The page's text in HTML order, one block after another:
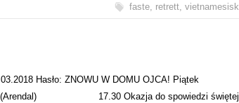
faste, retrett, vietnamesisk
Hasło: ZNOWU W DOMU OJCA! Piątek
(Arendal) 17.30 Okazja do spowiedzi świętej